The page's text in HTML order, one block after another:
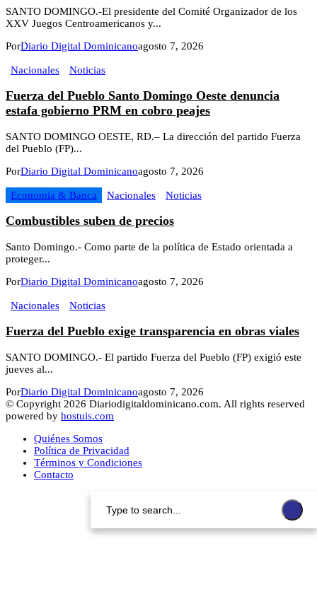
SANTO DOMINGO.-El presidente del Comité Organizador de los
XXV Juegos Centroamericanos y...
PorDiario Digital Dominicanoagosto 7, 2026
Nacionales Noticias
Fuerza del Pueblo Santo Domingo Oeste denuncia
estafa gobierno PRM en cobro peajes
SANTO DOMINGO OESTE, RD.– La dirección del partido Fuerza
del Pueblo (FP)...
PorDiario Digital Dominicanoagosto 7, 2026
Economia & Banca Nacionales Noticias
Combustibles suben de precios
Santo Domingo.- Como parte de la política de Estado orientada a
proteger...
PorDiario Digital Dominicanoagosto 7, 2026
Nacionales Noticias
Fuerza del Pueblo exige transparencia en obras viales
SANTO DOMINGO.- El partido Fuerza del Pueblo (FP) exigió este
jueves al...
PorDiario Digital Dominicanoagosto 7, 2026
© Copyright 2026 Diariodigitaldominicano.com. All rights reserved
powered by hostuis.com
Quiénes Somos
Política de Privacidad
Términos y Condiciones
Contacto